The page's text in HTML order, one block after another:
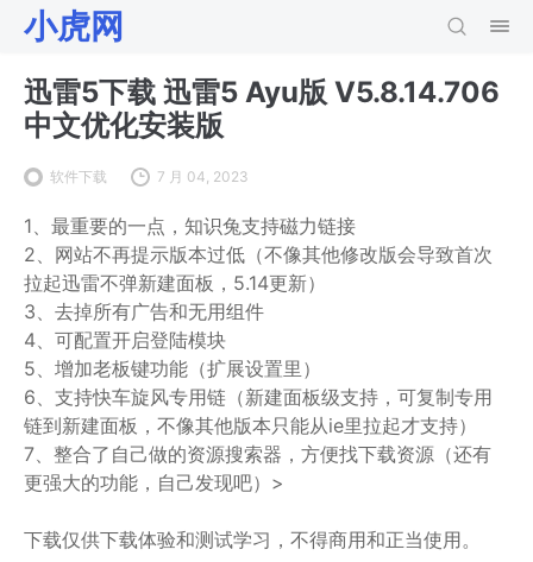
小虎网
迅雷5下载 迅雷5 Ayu版 V5.8.14.706
中文优化安装版
软件下载 7 月 04, 2023
1、最重要的一点，知识兔支持磁力链接
2、网站不再提示版本过低（不像其他修改版会导致首次
拉起迅雷不弹新建面板，5.14更新）
3、去掉所有广告和无用组件
4、可配置开启登陆模块
5、增加老板键功能（扩展设置里）
6、支持快车旋风专用链（新建面板级支持，可复制专用
链到新建面板，不像其他版本只能从ie里拉起才支持）
7、整合了自己做的资源搜索器，方便找下载资源（还有
更强大的功能，自己发现吧）>
下载仅供下载体验和测试学习，不得商用和正当使用。